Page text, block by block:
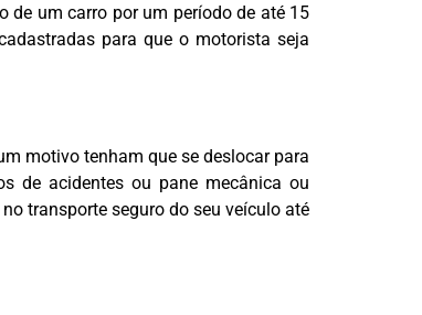
de um carro por um período de até 15
para que o motorista seja
motivo tenham que se deslocar para
de acidentes ou pane mecânica ou
transporte seguro do seu veículo até